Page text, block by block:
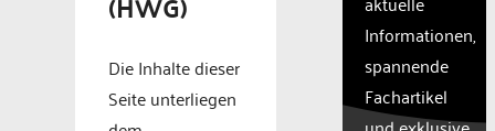
Die Inhalte dieser
Seite unterliegen
content
to the
list of
Informationen,
spannende
Fachartikel